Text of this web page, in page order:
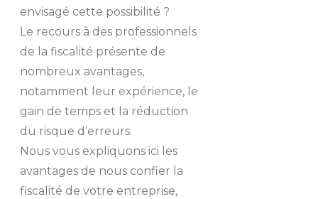
envisagé cette possibilité ?
Le recours à des professionnels
de la fiscalité présente de
nombreux avantages,
notamment leur expérience, le
gain de temps et la réduction
du risque d’erreurs.
Nous vous expliquons ici les
avantages de nous confier la
fiscalité de votre entreprise,